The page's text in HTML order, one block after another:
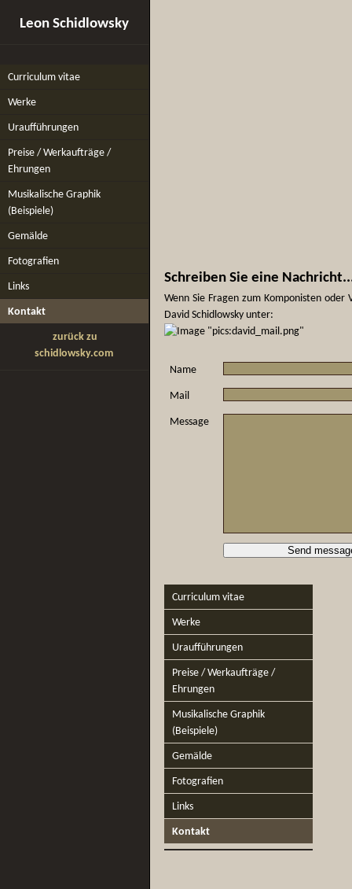
Leon Schidlowsky
Curriculum vitae
Werke
Uraufführungen
Preise / Werkaufträge /
Ehrungen
Musikalische Graphik
(Beispiele)
Gemälde
Fotografien
Links
Kontakt
zurück zu
schidlowsky.com
Schreiben Sie eine
Wenn Sie Fragen zum Komponisten oder
David Schidlowsky unter:
Name
Mail
Message
Curriculum vitae
Werke
Uraufführungen
Preise / Werkaufträge /
Ehrungen
Musikalische Graphik
(Beispiele)
Gemälde
Fotografien
Links
Kontakt